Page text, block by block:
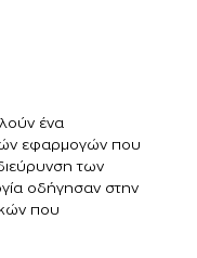
ένα
εφαρμογών που
των
οδήγησαν στην
που